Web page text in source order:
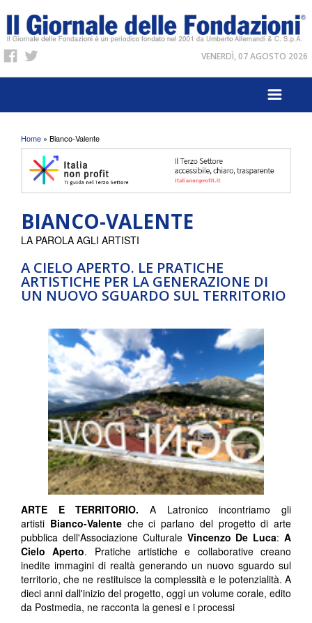
VENERDÌ, 07 AGOSTO 2026
Tu sei qui
Home » Bianco-Valente
BIANCO-VALENTE
A CIELO APERTO. LE PRATICHE
ARTISTICHE PER LA GENERAZIONE DI
UN NUOVO SGUARDO SUL TERRITORIO
LA PAROLA AGLI ARTISTI
ARTE E TERRITORIO. A Latronico incontriamo gli
artisti Bianco-Valenteche ci parlano del progetto di arte
pubblica dell'Associazione Culturale Vincenzo De Luca: A
Cielo Aperto. Pratiche artistiche e collaborative creano
inedite immagini di realtà generando un nuovo sguardo sul
territorio, che ne restituisce la complessità e le potenzialità. A
dieci anni dall'inizio del progetto, oggi un volume corale, edito
da Postmedia, ne racconta la genesi e i processi